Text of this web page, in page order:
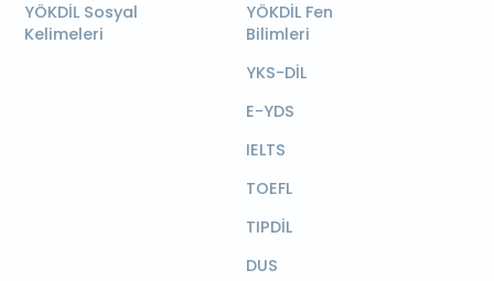
YÖKDİL Sosyal
Kelimeleri
YÖKDİL Fen
Bilimleri
YKS-DİL
E-YDS
IELTS
TOEFL
TIPDİL
DUS